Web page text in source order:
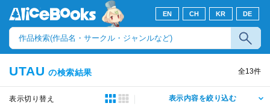
EN CH KR DE
UTAU の検索結果 全13件
表示切り替え 表示内容を絞り込む